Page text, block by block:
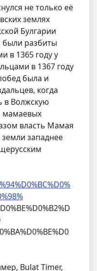
не только её
землях
Булгарии
были разбиты
в 1365 году у
в 1367 году
была и
когда
в Волжскую
мамаевых
власть Мамая
западнее
Bulat Timer,